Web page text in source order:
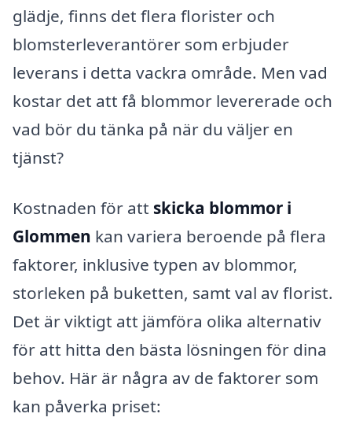
glädje, finns det flera florister och
blomsterleverantörer som erbjuder
leverans i detta vackra område. Men vad
kostar det att få blommor levererade och
vad bör du tänka på när du väljer en
tjänst?
Kostnaden för att skicka blommor i
Glommen kan variera beroende på flera
faktorer, inklusive typen av blommor,
storleken på buketten, samt val av florist.
Det är viktigt att jämföra olika alternativ
för att hitta den bästa lösningen för dina
behov. Här är några av de faktorer som
kan påverka priset: